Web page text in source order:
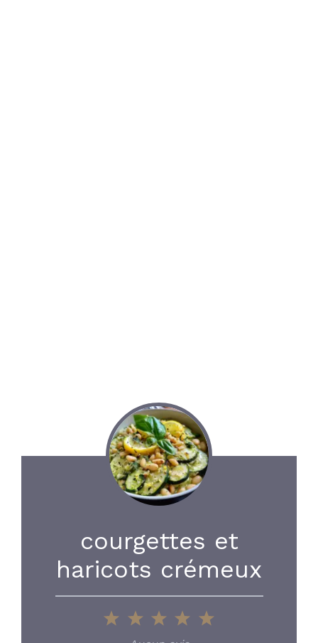
courgettes et
haricots crémeux
5
4
3
2
1